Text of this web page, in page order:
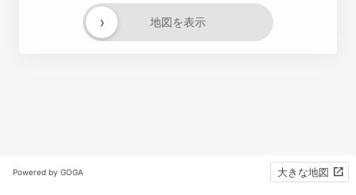
地図を表示
›
Powered by GOGA 大きな地図